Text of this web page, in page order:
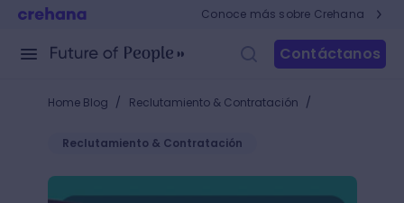
Conoce más sobre Crehana
Contáctanos
Home Blog / Reclutamiento & Contratación /
Reclutamiento & Contratación
Estadísticas de recursos humanos: ¡Mejora tus